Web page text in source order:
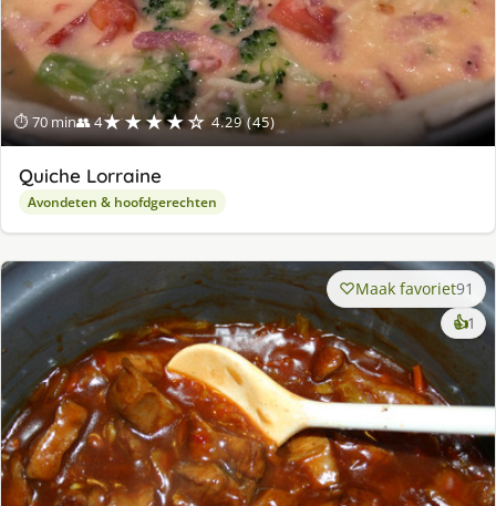
⏱ 70 min👥 4★★★★☆ 4.29 (45)
Quiche Lorraine
Avondeten & hoofdgerechten
Maak favoriet91
👍1